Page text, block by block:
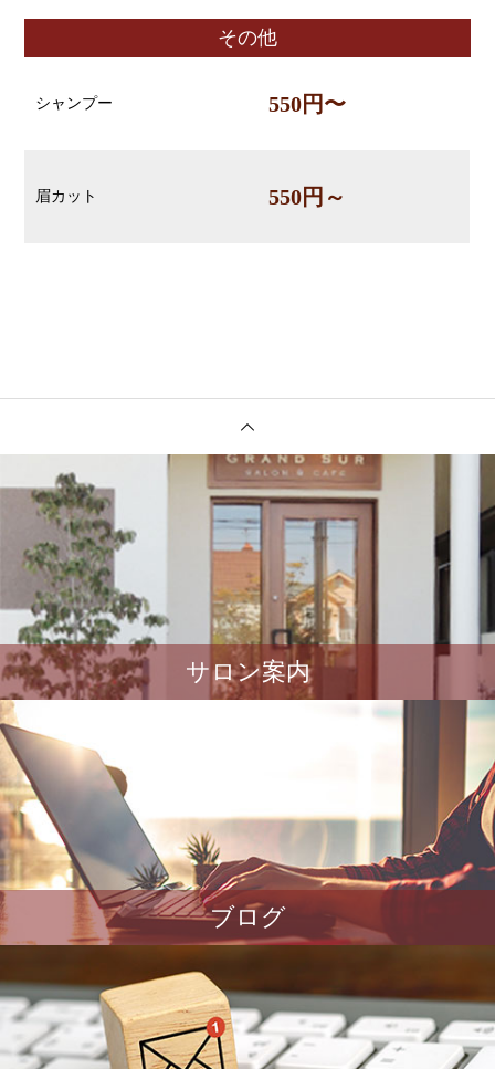
その他
シャンプー 550円〜
眉カット 550円～
サロン案内
ブログ